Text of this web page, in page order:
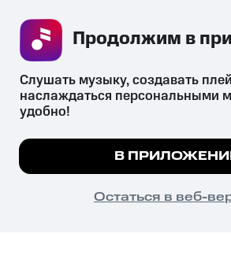
СКАЧАТЬ
психотропных веществ, их аналогов
их незаконный оборот запрещён и влечёт
законодательством ответственность.
© 2026 ООО «КИОН».
Все права защищены
Мы используем куки, чтобы на
Подробнее
ПОНЯТНО
Слушать музыку, создавать
наслаждаться персональными
удобно!
В
Остаться в веб-